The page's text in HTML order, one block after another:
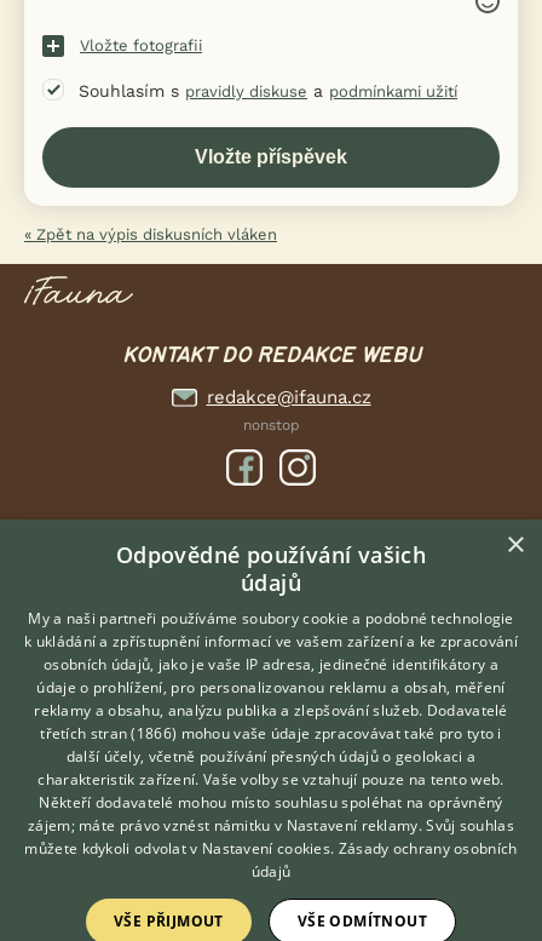
Vložte fotografii
Souhlasím s pravidly diskuse a podmínkami užití
« Zpět na výpis diskusních vláken
KONTAKT DO REDAKCE WEBU
redakce@ifauna.cz
nonstop
DOMOVSKÁ STRÁNKA
INZERCE
DISKUSE
ČLÁNKY
O nás
Kontakt
Možnosti zvýraznění inzerátů
Podmínky užití
Zpracování osobních údajů
Přihlášení
Registrace
Hledáte zvířecího kamaráda?
Zdarma vám poradí
VETERINÁŘ ONLINE
KONZULTOVAT S
VETERINÁŘEM
×
Odpovědné používání vašich
údajů
My a naši partneři používáme soubory cookie a podobné technologie
k ukládání a zpřístupnění informací ve vašem zařízení a ke zpracování
osobních údajů, jako je vaše IP adresa, jedinečné identifikátory a
údaje o prohlížení, pro personalizovanou reklamu a obsah, měření
reklamy a obsahu, analýzu publika a zlepšování služeb. Dodavatelé
třetích stran (1866) mohou vaše údaje zpracovávat také pro tyto i
další účely, včetně používání přesných údajů o geolokaci a
charakteristik zařízení. Vaše volby se vztahují pouze na tento web.
Někteří dodavatelé mohou místo souhlasu spoléhat na oprávněný
zájem; máte právo vznést námitku v Nastavení reklamy. Svůj souhlas
můžete kdykoli odvolat v Nastavení cookies. Zásady ochrany osobních
údajů
VŠE PŘIJMOUT VŠE ODMÍTNOUT